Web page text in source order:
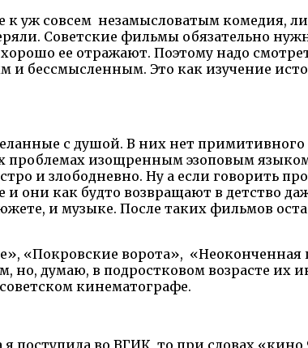
уж совсем незамысловатым комедия,
Советские фильмы обязательно
ее отражают. Поэтому надо
и бессмысленным. Это как изучение
с душой. В них нет
изощренным эзоповым
и злободневно. Ну а если говорить
они как будто возвращают в детство
и музыке. После таких фильмов
«Покровские ворота», «Неоконченная
думаю, в подростковом возрасте их
кинематографе.
во ВГИК, то при словах «кино